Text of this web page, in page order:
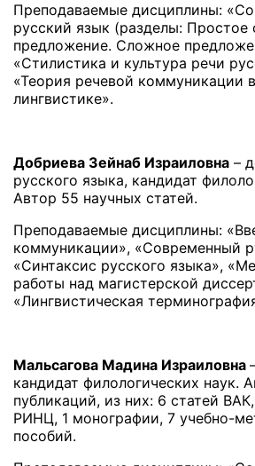
Преподаваемые дисциплины:
русский язык (разделы: Простое
предложение. Сложное
«Стилистика и культура речи
«Теория речевой коммуникации
лингвистике».
Добриева Зейнаб Израиловна –
русского языка, кандидат
Автор 55 научных статей.
Преподаваемые дисциплины:
коммуникации», «Современный
«Синтаксис русского языка»,
работы над магистерской
«Лингвистическая
Мальсагова Мадина Израиловна
кандидат филологических наук.
публикаций, из них: 6 статей
РИНЦ, 1 монографии, 7 учебно-
пособий.